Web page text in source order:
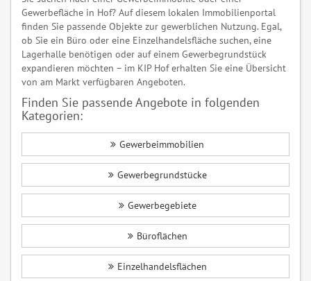
Gewerbefläche in Hof? Auf diesem lokalen Immobilienportal
finden Sie passende Objekte zur gewerblichen Nutzung. Egal,
ob Sie ein Büro oder eine Einzelhandelsfläche suchen, eine
Lagerhalle benötigen oder auf einem Gewerbegrundstück
expandieren möchten – im KIP Hof erhalten Sie eine Übersicht
von am Markt verfügbaren Angeboten.
Finden Sie passende Angebote in folgenden
Kategorien:
Gewerbeimmobilien
Gewerbegrundstücke
Gewerbegebiete
Büroflächen
Einzelhandelsflächen